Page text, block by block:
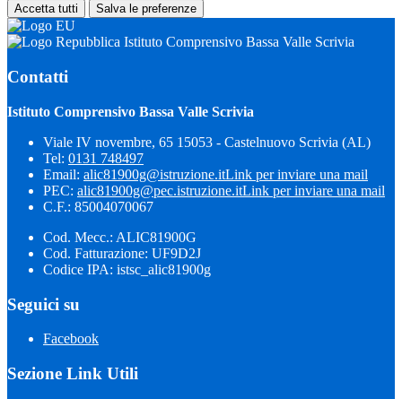
Accetta tutti Salva le preferenze
Istituto Comprensivo Bassa Valle Scrivia
Contatti
Istituto Comprensivo Bassa Valle Scrivia
Viale IV novembre, 65 15053 - Castelnuovo Scrivia (AL)
Tel: 0131 748497
Email: alic81900g@istruzione.itLink per inviare una mail
PEC: alic81900g@pec.istruzione.itLink per inviare una mail
C.F.: 85004070067
Cod. Mecc.: ALIC81900G
Cod. Fatturazione: UF9D2J
Codice IPA: istsc_alic81900g
Seguici su
Facebook
Sezione Link Utili